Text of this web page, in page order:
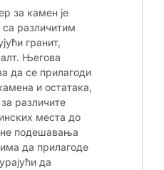
за камен је
са различитим
гранит,
Његова
да се прилагоди
и остатака,
различите
места до
подешавања
да прилагоде
да